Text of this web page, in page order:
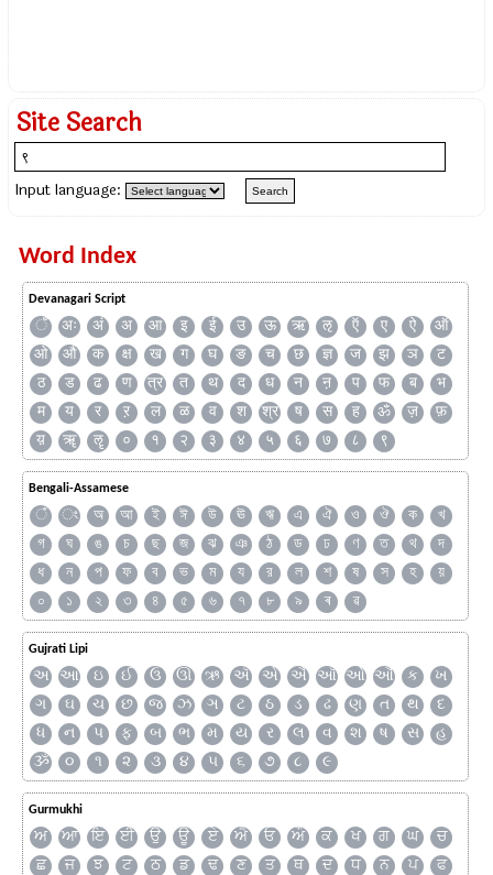
Site Search
Input language:
Word Index
Devanagari Script
ँ अः अं अ आ इ ई उ ऊ ऋ ऌ ऍ ए ऐ
ऑ
ओ
औ क क्ष ख ग घ ङ च छ ज्ञ ज झ ञ
ट
ठ
ड ढ ण त्र त थ द ध न ऩ प फ ब
भ
म
य र ऱ ल ळ व श श्र ष स ह ॐ ज़
फ़
य़
ॠ ॡ ० १ २ ३ ४ ५ ६ ७ ८ ९
Bengali-Assamese
ঁ ং অ আ ই ঈ উ ঊ ঋ এ ঐ ও ঔ ক
খ
গ
ঘ ঙ চ ছ জ ঝ ঞ ঠ ড ঢ ণ ত থ
দ
ধ
ন প ফ ব ভ ম য র ল শ ষ স হ
য়
০
১ ২ ৩ ৪ ৫ ৬ ৭ ৮ ৯ ৰ ৱ
Gujrati Lipi
અ આ ઇ ઈ ઉ ઊ ઋ ઍ એ ઐ ઑ ઓ ઔ ક
ખ
ગ
ઘ ચ છ જ ઝ ઞ ટ ઠ ડ ઢ ણ ત થ
દ
ધ
ન પ ફ બ ભ મ ય ર લ વ શ ષ સ
હ
ૐ
૦ ૧ ૨ ૩ ૪ ૫ ૬ ૭ ૮ ૯
Gurmukhi
ਅ ਆ ਇ ਈ ਉ ਊ ਏ ਐ ਓ ਔ ਕ ਖ ਗ ਘ
ਚ
ਛ
ਜ ਝ ਟ ਠ ਡ ਢ ਣ ਤ ਥ ਦ ਧ ਨ ਪ
ਫ